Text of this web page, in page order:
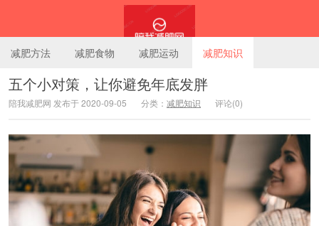
陪我减肥网
减肥方法 减肥食物 减肥运动 减肥知识
五个小对策，让你避免年底发胖
陪我减肥网 发布于 2020-09-05 分类： 减肥知识 评论(0)